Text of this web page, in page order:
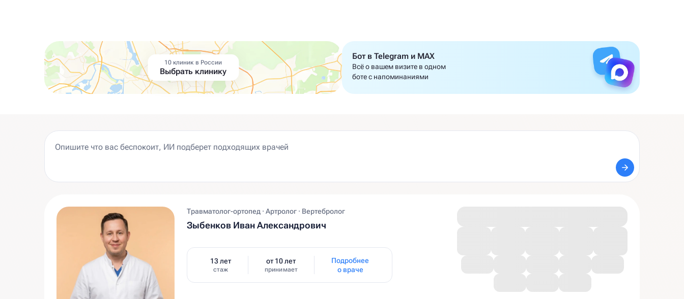
10 клиник в России
Выбрать клинику
Бот в Telegram и MAX
Всё о вашем визите в одном
боте с напоминаниями
Травматолог-ортопед · Артролог · Вертебролог
Зыбенков Иван Александрович
13 лет
стаж
от 10 лет
принимает
Подробнее
о враче